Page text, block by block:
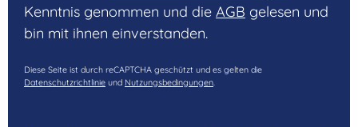
Kenntnis genommen und die AGB gelesen und
bin mit ihnen einverstanden.
Diese Seite ist durch reCAPTCHA geschützt und es gelten die
Datenschutzrichtlinie und Nutzungsbedingungen